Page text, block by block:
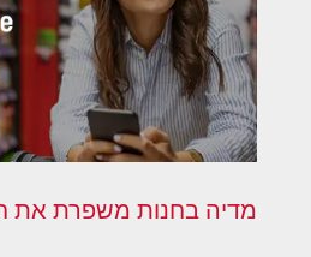
מדיה בחנות משפרת את